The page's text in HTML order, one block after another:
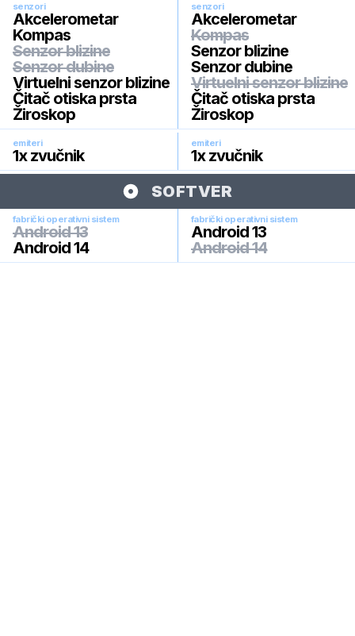
senzori
Akcelerometar
Kompas
Senzor blizine
Senzor dubine
Virtuelni senzor blizine
Čitač otiska prsta
Žiroskop
senzori
Akcelerometar
Kompas
Senzor blizine
Senzor dubine
Virtuelni senzor blizine
Čitač otiska prsta
Žiroskop
emiteri
1x zvučnik
emiteri
1x zvučnik
SOFTVER
fabrički operativni sistem
Android 13
Android 14
fabrički operativni sistem
Android 13
Android 14